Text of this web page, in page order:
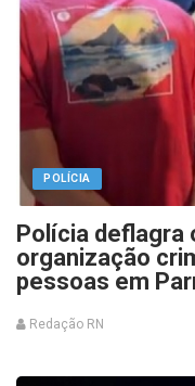
POLÍCIA
Polícia deflagra
organização
pessoas em
Redação RN